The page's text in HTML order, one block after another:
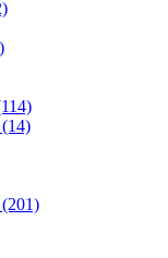
(14)
(201)